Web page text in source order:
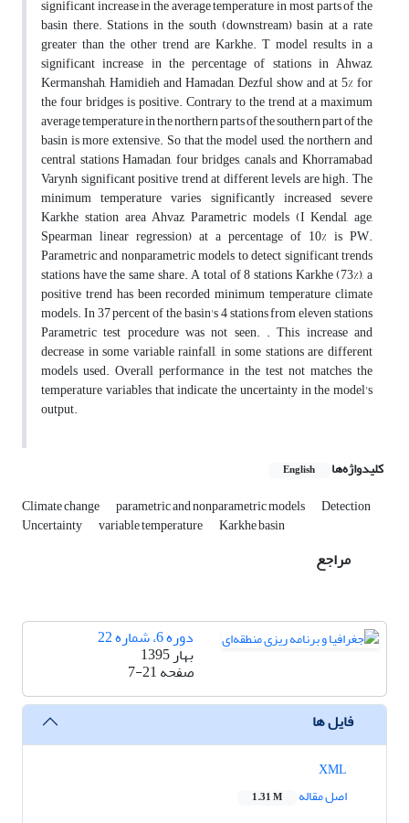
significant increase in the average temperature in most parts of the
basin there. Stations in the south (downstream) basin at a rate
greater than the other trend are Karkhe. T model results in a
significant increase in the percentage of stations in Ahwaz,
Kermanshah, Hamidieh and Hamadan, Dezful show and at 5% for
the four bridges is positive. Contrary to the trend at a maximum
average temperature in the northern parts of the southern part of the
basin is more extensive. So that the model used, the northern and
central stations Hamadan, four bridges, canals and Khorramabad
Varynh significant positive trend at different levels are high. The
minimum temperature varies significantly increased severe
Karkhe station area Ahvaz Parametric models (I Kendal, age,
Spearman linear regression) at a percentage of 10% is PW.
Parametric and nonparametric models to detect significant trends
stations have the same share. A total of 8 stations Karkhe (73%), a
positive trend has been recorded minimum temperature climate
models. In 37 percent of the basin's 4 stations from eleven stations
Parametric test procedure was not seen. . This increase and
decrease in some variable rainfall, in some stations are different
models used. Overall performance in the test not matches the
temperature variables that indicate the uncertainty in the model's
output.
کلیدواژه‌ها English
Climate change parametric and nonparametric models Detection
Uncertainty variable temperature Karkhe basin
مراجع
دوره 6، شماره 22
بهار 1395
صفحه7-21
فایل ها
اصل مقاله
1.31 M